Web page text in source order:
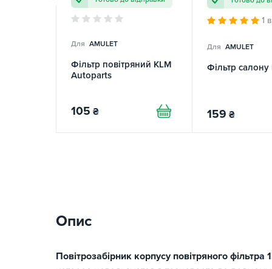
Для AMULET
Фільтр повітряний KLM
Autoparts
105 ₴
1
Для AMULET
Фільтр салону
159 ₴
Опис
Повітрозабірник корпусу повітряного